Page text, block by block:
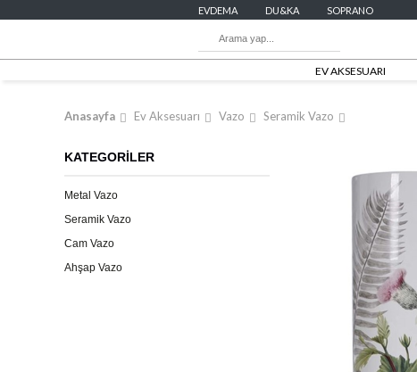
EVDEMA DU&KA SOPRANO
EV AKSESUARI
Seramik Vazo
Vazo
Ev Aksesuarı
Anasayfa
KATEGORİLER
Metal Vazo
Seramik Vazo
Cam Vazo
Ahşap Vazo